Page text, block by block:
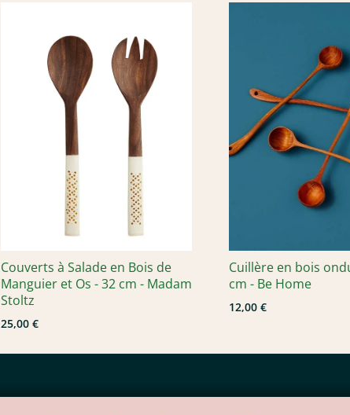
Couverts à Salade en Bois de
Manguier et Os - 32 cm - Madam
Stoltz
25,00 €
Cuillère en bois
cm - Be Home
12,00 €